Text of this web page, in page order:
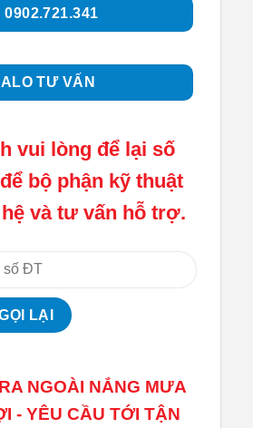
0902.721.341
TƯ VẤN
vui lòng để lại số
bộ phận kỹ thuật
và tư vấn hỗ trợ.
NGOÀI NẮNG MƯA
- YÊU CẦU TỚI TẬN